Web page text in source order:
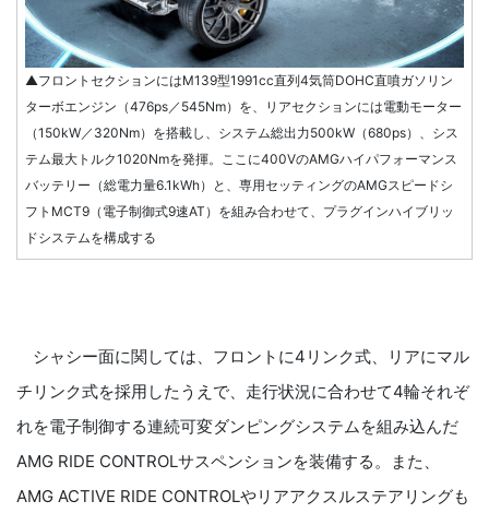
▲フロントセクションにはM139型1991cc直列4気筒DOHC直噴ガソリン
ターボエンジン（476ps／545Nm）を、リアセクションには電動モーター
（150kW／320Nm）を搭載し、システム総出力500kW（680ps）、シス
テム最大トルク1020Nmを発揮。ここに400VのAMGハイパフォーマンス
バッテリー（総電力量6.1kWh）と、専用セッティングのAMGスピードシ
フトMCT9（電子制御式9速AT）を組み合わせて、プラグインハイブリッ
ドシステムを構成する
シャシー面に関しては、フロントに4リンク式、リアにマル
チリンク式を採用したうえで、走行状況に合わせて4輪それぞ
れを電子制御する連続可変ダンピングシステムを組み込んだ
AMG RIDE CONTROLサスペンションを装備する。また、
AMG ACTIVE RIDE CONTROLやリアアクスルステアリングも